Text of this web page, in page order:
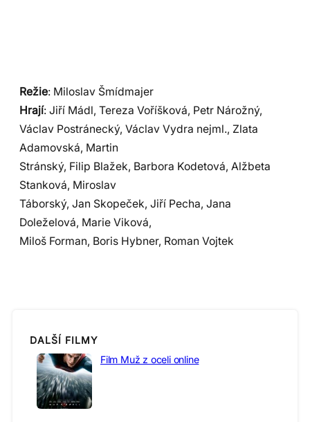
Režie: Miloslav Šmídmajer
Hrají: Jiří Mádl, Tereza Voříšková, Petr Nárožný,
Václav Postránecký, Václav Vydra nejml., Zlata
Adamovská, Martin
Stránský, Filip Blažek, Barbora Kodetová, Alžbeta
Stanková, Miroslav
Táborský, Jan Skopeček, Jiří Pecha, Jana
Doleželová, Marie Viková,
Miloš Forman, Boris Hybner, Roman Vojtek
DALŠÍ FILMY
Film Muž z oceli online